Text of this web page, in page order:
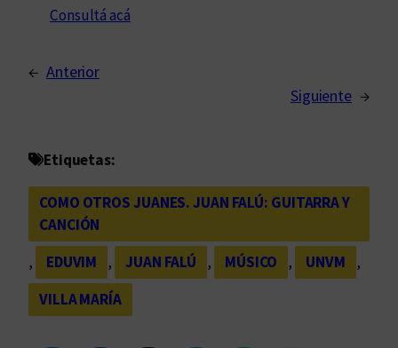
Consultá acá
← Anterior
Siguiente →
Etiquetas:
COMO OTROS JUANES. JUAN FALÚ: GUITARRA Y
CANCIÓN
,
EDUVIM , JUAN FALÚ , MÚSICO , UNVM
,
VILLA MARÍA